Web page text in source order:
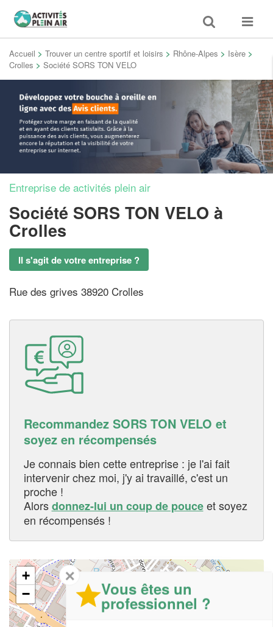
Toggle
search
Toggle
Accueil > Trouver un centre sportif et loisirs > Rhône-Alpes > Isère >
Crolles > Société SORS TON VELO
Entreprise de activités plein air
Société SORS TON VELO à
Crolles
Il s'agit de votre entreprise ?
Rue des grives 38920 Crolles
Recommandez SORS TON VELO et
soyez en récompensés
Je connais bien cette entreprise : je l'ai fait
intervenir chez moi, j'y ai travaillé, c'est un
proche !
Alorsdonnez-lui un coup de pouceet soyez
en récompensés !
+
−
✕
Vous êtes un
professionnel ?